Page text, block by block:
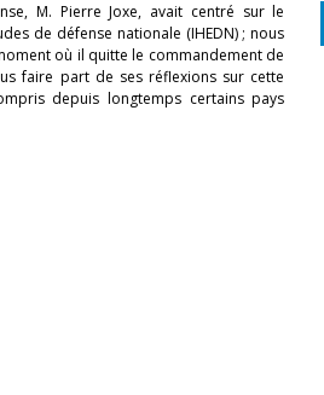
M. Pierre Joxe, avait centré sur le
de défense nationale (IHEDN) ; nous
où il quitte le commandement de
faire part de ses réflexions sur cette
depuis longtemps certains pays